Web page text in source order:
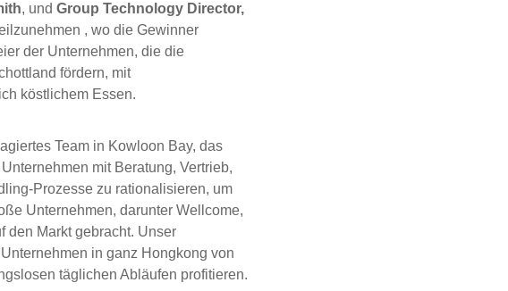
, und Group Technology Director,
, wo die Gewinner
der Unternehmen, die die
fördern, mit
köstlichem Essen.
Team in Kowloon Bay, das
mit Beratung, Vertrieb,
Prozesse zu rationalisieren, um
Unternehmen, darunter Wellcome,
den Markt gebracht. Unser
in ganz Hongkong von
täglichen Abläufen profitieren.